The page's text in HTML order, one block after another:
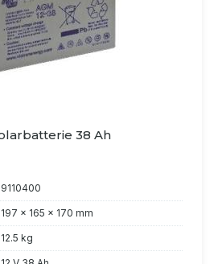
38 Ah
9110400
197 x 165 x 170 mm
12.5 kg